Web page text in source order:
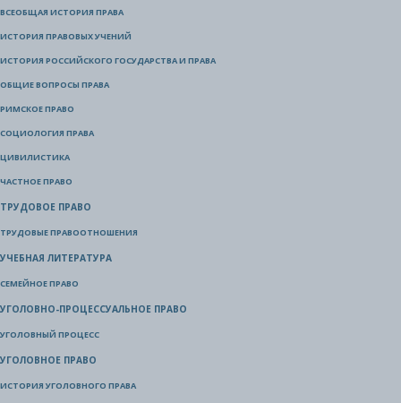
ВСЕОБЩАЯ ИСТОРИЯ ПРАВА
ИСТОРИЯ ПРАВОВЫХ УЧЕНИЙ
ИСТОРИЯ РОССИЙСКОГО ГОСУДАРСТВА И ПРАВА
ОБЩИЕ ВОПРОСЫ ПРАВА
РИМСКОЕ ПРАВО
СОЦИОЛОГИЯ ПРАВА
ЦИВИЛИСТИКА
ЧАСТНОЕ ПРАВО
ТРУДОВОЕ ПРАВО
ТРУДОВЫЕ ПРАВООТНОШЕНИЯ
УЧЕБНАЯ ЛИТЕРАТУРА
СЕМЕЙНОЕ ПРАВО
УГОЛОВНО-ПРОЦЕССУАЛЬНОЕ ПРАВО
УГОЛОВНЫЙ ПРОЦЕСС
УГОЛОВНОЕ ПРАВО
ИСТОРИЯ УГОЛОВНОГО ПРАВА